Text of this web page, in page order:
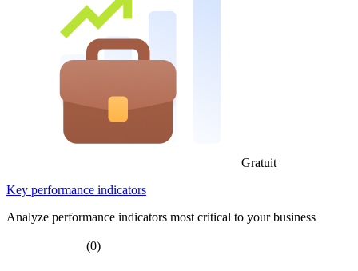
Gratuit
Key performance indicators
Analyze performance indicators most critical to your business
(0)